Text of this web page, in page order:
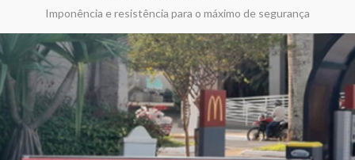
Imponência e resistência para o máximo de segurança